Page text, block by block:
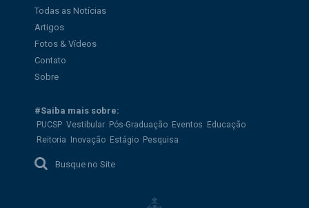
Todas as Notícias
Artigos
Fotos & Vídeos
Contato
Sobre
#Saiba mais sobre:
PUCSP Vestibular Pós-Graduação Eventos
Educação
Reitoria
Inovação Estágio Pesquisa
Busque no Site